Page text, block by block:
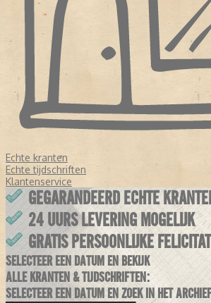
Echte kranten
Echte tijdschriften
Klantenservice
GEGARANDEERD ECHTE
24 UURS LEVERING MOGELIJK
GRATIS PERSOONLIJKE
SELECTEER EEN DATUM EN BEKIJK
ALLE KRANTEN & TIJDSCHRIFTEN:
SELECTEER EEN DATUM EN ZOEK IN HET